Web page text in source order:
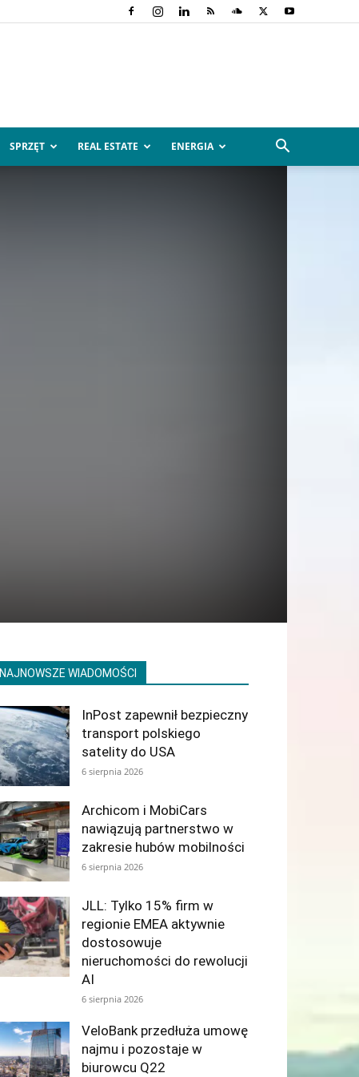
SPRZĘT REAL ESTATE ENERGIA
NAJNOWSZE WIADOMOŚCI
InPost zapewnił bezpieczny
transport polskiego
satelity do USA
6 sierpnia 2026
Archicom i MobiCars
nawiązują partnerstwo w
zakresie hubów mobilności
6 sierpnia 2026
JLL: Tylko 15% firm w
regionie EMEA aktywnie
dostosowuje
nieruchomości do rewolucji
AI
6 sierpnia 2026
VeloBank przedłuża umowę
najmu i pozostaje w
biurowcu Q22